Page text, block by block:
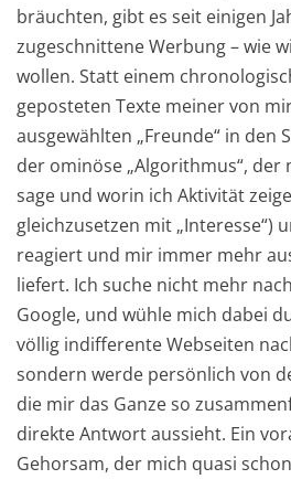
bräuchten, gibt es seit einigen
zugeschnittene Werbung – wie
wollen. Statt einem
geposteten Texte meiner von
ausgewählten „Freunde“ in den
der ominöse „Algorithmus“, der
sage und worin ich Aktivität
gleichzusetzen mit „Interesse“)
reagiert und mir immer mehr
liefert. Ich suche nicht mehr
Google, und wühle mich dabei
völlig indifferente Webseiten
sondern werde persönlich von
die mir das Ganze so
direkte Antwort aussieht. Ein
Gehorsam, der mich quasi